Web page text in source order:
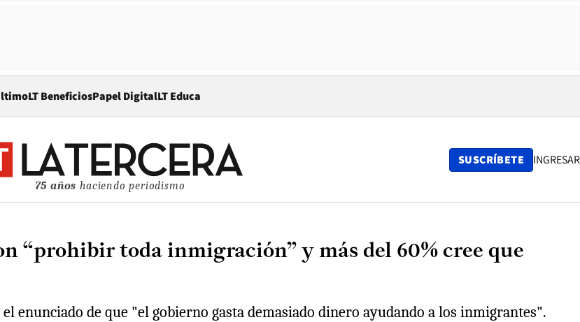
LT BeneficiosPapel DigitalOpens in new window
LT Educa
75 años haciendo periodismo
SUSCRÍBETE INGRESAR
“prohibir toda inmigración” y más del 60% cree que
enunciado de que "el gobierno gasta demasiado dinero ayudando a los inmigrantes".